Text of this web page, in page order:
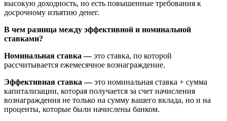
высокую доходность, но есть повышенные требования к
досрочному изъятию денег.
В чем разница между эффективной и номинальной
ставками?
Номинальная ставка —это ставка, по которой
рассчитывается ежемесячное вознаграждение.
Эффективная ставка —это номинальная ставка + сумма
капитализации, которая получается за счет начисления
вознаграждения не только на сумму вашего вклада, но и на
проценты, которые были начислены банком.